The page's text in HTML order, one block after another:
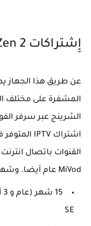
إِشتراكات Echolink Zen 2
عن طريق هذا الجهاز
المشفرة على مختلف
القنوات باتصال
MiVod عام أيضا. وشهر من خدمة Apolli IPTV.
SE